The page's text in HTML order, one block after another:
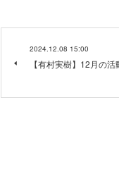
2024.12.08 15:00
【有村実樹】12月の活